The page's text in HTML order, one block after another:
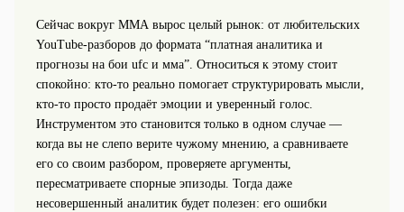
Сейчас вокруг ММА вырос целый рынок: от любительских
YouTube-разборов до формата “платная аналитика и
прогнозы на бои ufc и мма”. Относиться к этому стоит
спокойно: кто-то реально помогает структурировать мысли,
кто-то просто продаёт эмоции и уверенный голос.
Инструментом это становится только в одном случае —
когда вы не слепо верите чужому мнению, а сравниваете
его со своим разбором, проверяете аргументы,
пересматриваете спорные эпизоды. Тогда даже
несовершенный аналитик будет полезен: его ошибки